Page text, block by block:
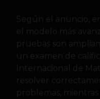
Según el anuncio,
el modelo más
pruebas son
un examen de
Internacional de
resolver
problemas,